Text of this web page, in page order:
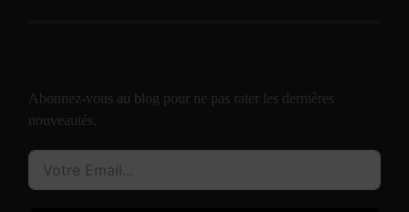
Abonnez-vous au blog pour ne pas rater les dernières
nouveautés.